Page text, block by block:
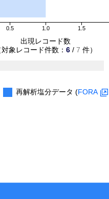
0.5 1.0 1.5
出現レコード数
対象レコード件数： 6 / 7 件）
再解析塩分データ (FORA